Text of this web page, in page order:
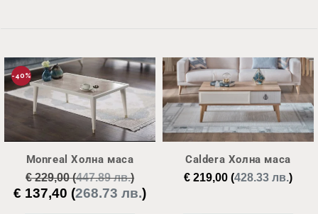
-40%
Monreal Холна маса
€229,00(447.89 лв.)
Original
€ 137,40 (268.73 лв.)Текущата
Caldera Холна маса
€219,00(428.33 лв.)